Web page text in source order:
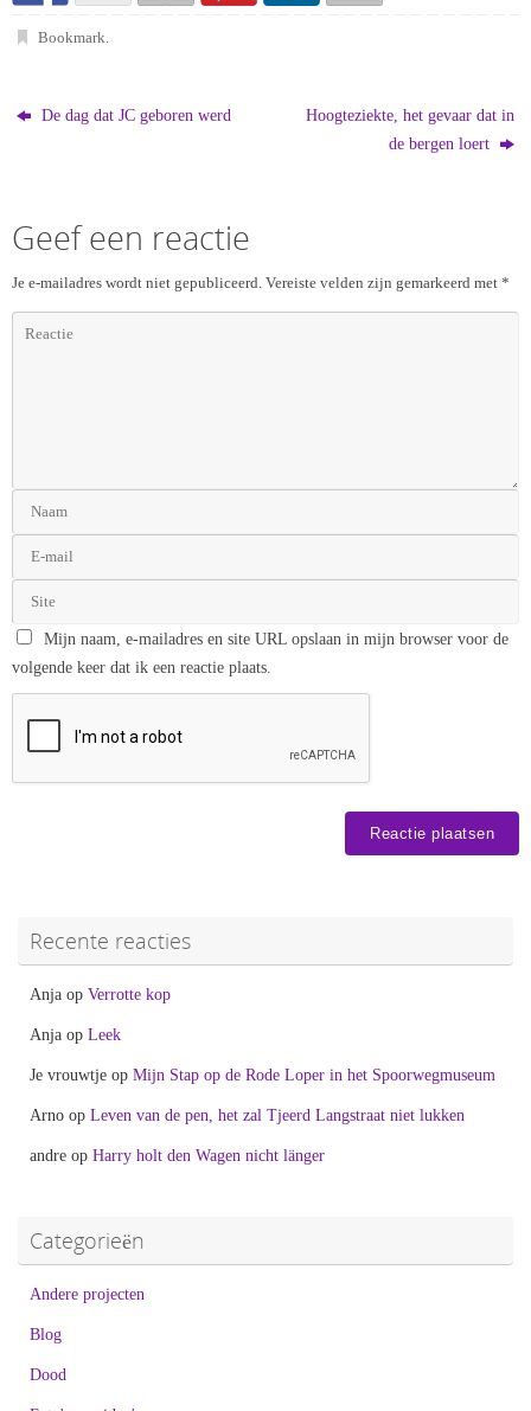
Bookmark
De dag dat JC geboren werd
Hoogteziekte, het gevaar dat in
de bergen loert
Geef een reactie
Je e-mailadres wordt niet gepubliceerd. Vereiste velden zijn gemarkeerd met *
Mijn naam, e-mailadres en site URL opslaan in mijn browser voor de
volgende keer dat ik een reactie plaats.
Recente reacties
Anja op Verrotte kop
Anja op Leek
Je vrouwtje op Mijn Stap op de Rode Loper in het Spoorwegmuseum
Arno op Leven van de pen, het zal Tjeerd Langstraat niet lukken
andre op Harry holt den Wagen nicht länger
Categorieën
Andere projecten
Blog
Dood